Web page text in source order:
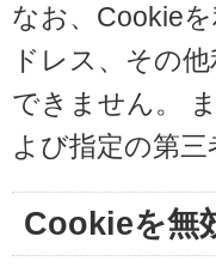
なお、Cookie
ドレス、その
できません。
よび指定の第
Cookieを無